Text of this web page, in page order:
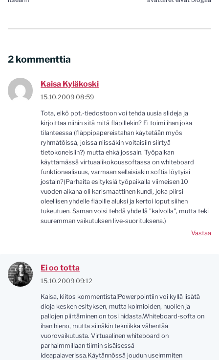
2 kommenttia
Kaisa Kyläkoski
15.10.2009 08:59
Tota, eikö ppt.-tiedostoon voi tehdä uusia slideja ja
kirjoittaa niihin sitä mitä fläpillekin? Ei toimi ihan joka
tilanteessa (fläppipapereistahan käytetään myös
ryhmätöissä, joissa niissäkin voitaisiin siirtyä
tietokoneisiin?) mutta ehkä jossain. Työpaikan
käyttämässä virtuaalikokoussoftassa on whiteboard
funktionaalisuus, varmaan sellaisiakin softia löytyisi
jostain?(Parhaita esityksiä työpaikalla viimeisen 10
vuoden aikana oli karismaattinen kundi, joka piirsi
oleellisen yhdelle fläpille aluksi ja kertoi loput siihen
tukeutuen. Saman voisi tehdä yhdellä "kalvolla", mutta teki
suuremman vaikutuksen live-suorituksena.)
Vastaa
Ei oo totta
15.10.2009 09:12
Kaisa, kiitos kommentista!Powerpointiin voi kyllä lisätä
dioja kesken esityksen, mutta kolmioiden, nuolien ja
pallojen piirtäminen on tosi hidasta.Whiteboard-softa on
ihan hieno, mutta siinäkin tekniikka vähentää
vuorovaikutusta. Virtuaalinen whiteboard on
parhaimmillaan tiimin sisäisessä
ideapalaverissa.Käytännössä joudun useimmiten